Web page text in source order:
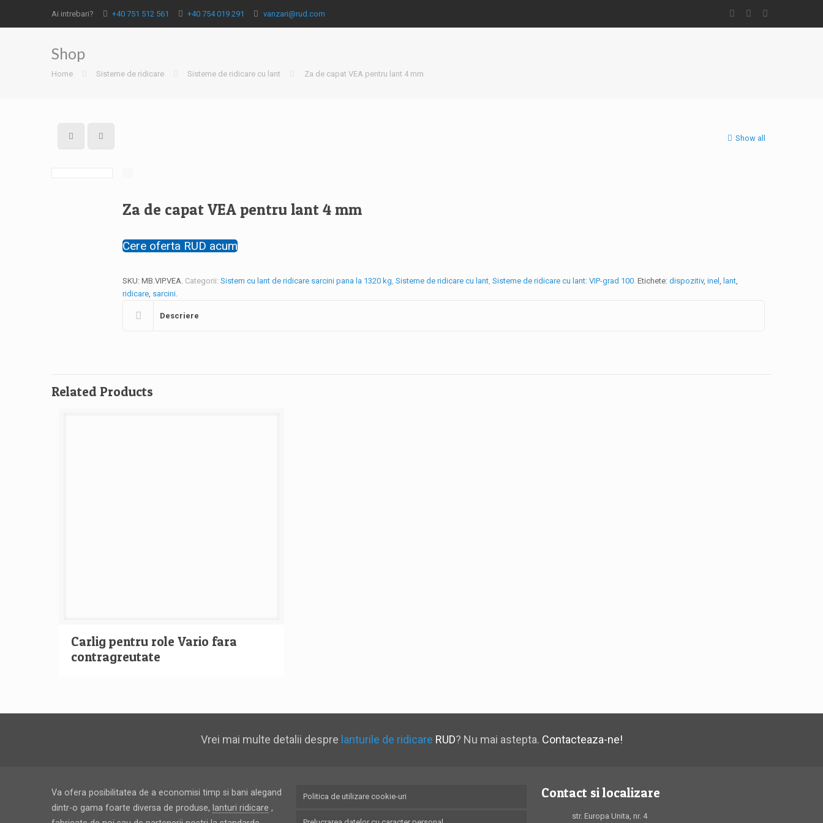
Ai intrebari? +40 751 512 561 +40 754 019 291 vanzari@rud.com
Shop
Home Sisteme de ridicare Sisteme de ridicare cu lant Za de capat VEA pentru lant 4 mm
Show all
Za de capat VEA pentru lant 4 mm
Cere oferta RUD acum
SKU: MB.VIP.VEA. Categorii: Sistem cu lant de ridicare sarcini pana la 1320 kg, Sisteme de ridicare cu lant, Sisteme de ridicare cu lant: VIP-grad 100. Etichete: dispozitiv, inel , lant,
ridicare, sarcini.
Descriere
Related Products
Carlig pentru role Vario fara
contragreutate
Vrei mai multe detalii despre lanturile de ridicare RUD? Nu mai astepta. Contacteaza-ne!
Va ofera posibilitatea de a economisi timp si bani alegand
dintr-o gama foarte diversa de produse, lanturi ridicare ,
Politica de utilizare cookie-uri Contact si localizare
str. Europa Unita, nr. 4